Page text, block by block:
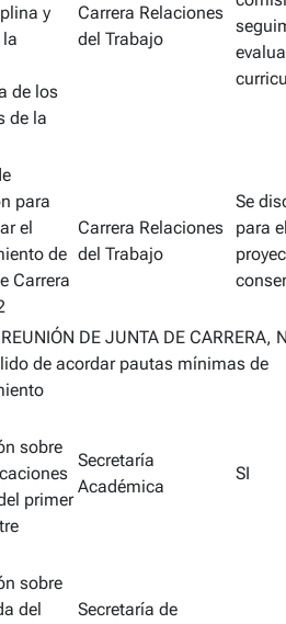
y
de los
de la
Carrera Relaciones
del Trabajo
para
el
de
Carrera
Carrera Relaciones
del Trabajo
Se
para
DE JUNTA DE CARRERA,
de acordar pautas mínimas de
sobre
primer
Secretaría
Académica
SI
sobre
del
Secretaría de